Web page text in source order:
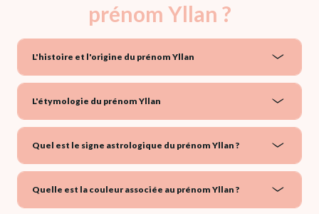
prénom Yllan ?
L'histoire et l'origine du prénom Yllan
L'étymologie du prénom Yllan
Quel est le signe astrologique du prénom Yllan ?
Quelle est la couleur associée au prénom Yllan ?